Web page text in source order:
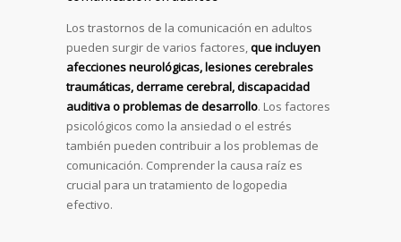
Los trastornos de la comunicación en adultos
pueden surgir de varios factores,que incluyen
afecciones neurológicas, lesiones cerebrales
traumáticas, derrame cerebral, discapacidad
auditiva o problemas de desarrollo. Los factores
psicológicos como la ansiedad o el estrés
también pueden contribuir a los problemas de
comunicación. Comprender la causa raíz es
crucial para un tratamiento de logopedia
efectivo.